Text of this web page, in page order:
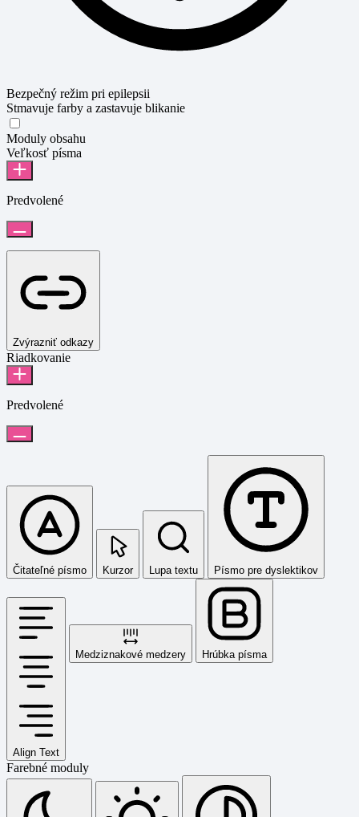
Bezpečný režim pri epilepsii
Stmavuje farby a zastavuje blikanie
Moduly obsahu
Veľkosť písma
Predvolené
Zvýrazniť odkazy
Riadkovanie
Predvolené
Čitateľné písmo Kurzor Lupa textu Písmo pre dyslektikov
Align Text
Medziznakové medzery Hrúbka písma
Farebné moduly